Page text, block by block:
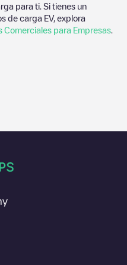
para ti. Si tienes un
de carga EV, explora
Comerciales para Empresas
experiencia para los
son muy
los puntos de carga más
de cuál fue tu
la estación de carga una vez